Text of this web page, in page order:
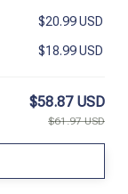
$20.99 USD
$18.99 USD
$58.87 USD
$61.97 USD